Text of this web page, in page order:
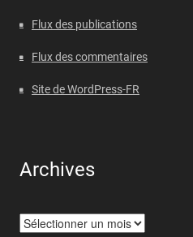
Flux des publications
Flux des commentaires
Site de WordPress-FR
Archives
Archives